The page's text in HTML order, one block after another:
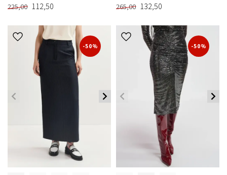
225,00 112,50 265,00 132,50
-50% -50%